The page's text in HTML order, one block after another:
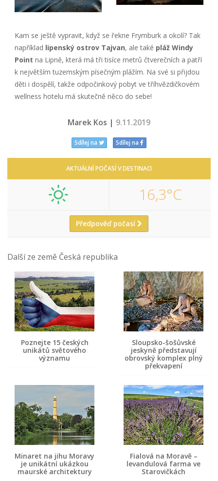
Kam se ještě vypravit, když se řekne Frymburk a okolí? Tak
například lipenský ostrov Tajvan, ale také pláž Windy
Point na Lipně, která má tři tisíce metrů čtverečních a patří
k největším tuzemským písečným plážím. Na své si přijdou
děti i dospělí, takže odpočinkový pobyt ve tříhvězdičkovém
wellness hotelu má skutečně něco do sebe!
Marek Kos | 9.11.2019
Sdílej na Sdílej na
AKTUÁLNÍ POČASÍ V DESTINACI
16,3°C
Předpověď počasí
Další ze země Česká republika
Poznejte 15 českých
unikátů světového
významu
Sloupsko-šošůvské
jeskyně představují
obrovský komplex plný
překvapení
Minaret na jihu Moravy
je unikátní ukázkou
maurské architektury
Fialová na Moravě –
levandulová farma ve
Starovičkách